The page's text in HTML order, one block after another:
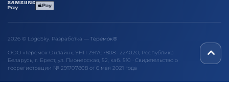
2026 © LogoSky. Разработка — Теремок®
ООО «Теремок Онлайн», УНП 291707808 · 224020, Республика
Беларусь, г. Брест, ул. Пионерская, 52, каб. 510 · Свидетельство о
госрегистрации № 291707808 от 6 мая 2021 года